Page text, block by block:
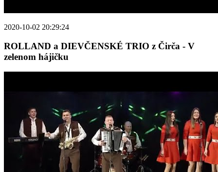
2020-10-02 20:29:24
ROLLAND a DIEVČENSKÉ TRIO z Čirča - V
zelenom hájičku